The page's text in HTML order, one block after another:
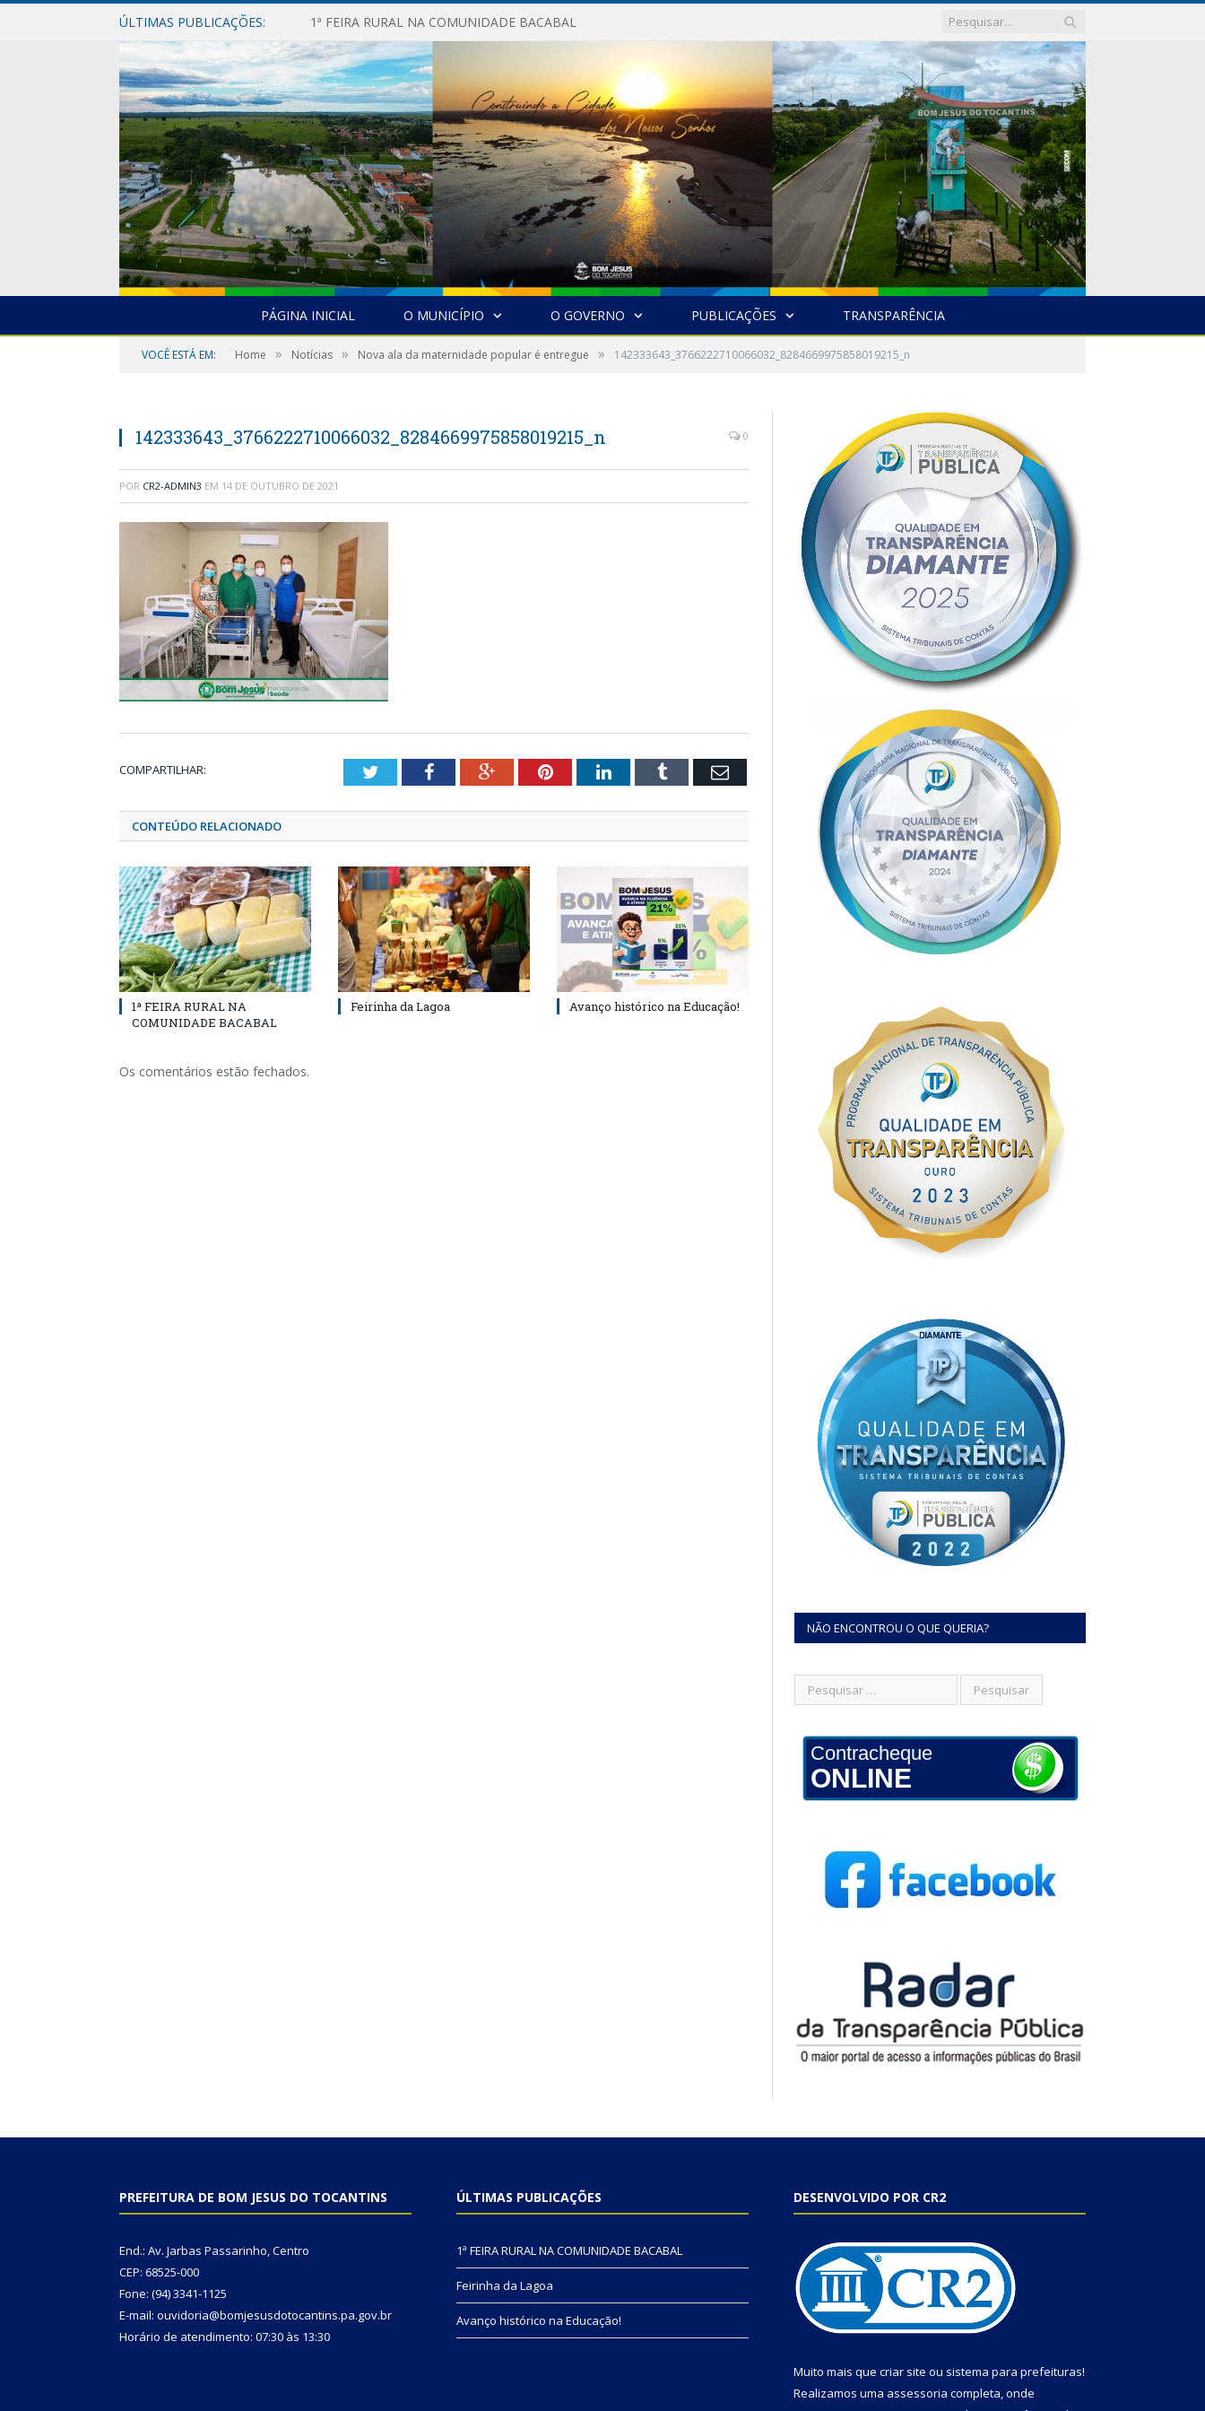
ÚLTIMAS PUBLICAÇÕES: 1ª FEIRA RURAL NA COMUNIDADE BACABAL
PÁGINA INICIAL O MUNICÍPIO O GOVERNO PUBLICAÇÕES TRANSPARÊNCIA
VOCÊ ESTÁ EM: Home » Notícias » Nova ala da maternidade popular é entregue » 142333643_3766222710066032_8284669975858019215_n
142333643_3766222710066032_8284669975858019215_n 0
POR CR2-ADMIN3 EM 14 DE OUTUBRO DE 2021
COMPARTILHAR: TwitterFacebookGoogle+PinterestLinkedInTumblr Email
CONTEÚDO RELACIONADO
1ª FEIRA RURAL NA
COMUNIDADE BACABAL
Feirinha da Lagoa Avanço histórico na Educação!
Os comentários estão fechados.
NÃO ENCONTROU O QUE QUERIA?
Contracheque
ONLINE
PREFEITURA DE BOM JESUS DO TOCANTINS
End.: Av. Jarbas Passarinho, Centro
CEP: 68525-000
Fone: (94) 3341-1125
E-mail: ouvidoria@bomjesusdotocantins.pa.gov.br
Horário de atendimento: 07:30 às 13:30
ÚLTIMAS PUBLICAÇÕES
1ª FEIRA RURAL NA COMUNIDADE BACABAL
Feirinha da Lagoa
Avanço histórico na Educação!
DESENVOLVIDO POR CR2
Muito mais que criar site ou sistema para prefeituras!
Realizamos uma assessoria completa, onde